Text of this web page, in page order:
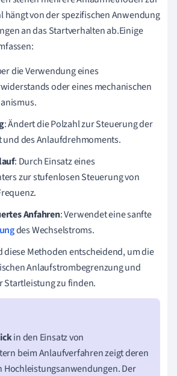
hängt von der spezifischen Anwendung
an das Startverhalten ab.Einige
die Verwendung eines
oder eines mechanischen
: Ändert die Polzahl zur Steuerung der
des Anlaufdrehmoments.
: Durch Einsatz eines
zur stufenlosen Steuerung von
Anfahren: Verwendet eine sanfte
des Wechselstroms.
diese Methoden entscheidend, um die
Anlaufstrombegrenzung und
Startleistung zu finden.
in den Einsatz von
beim Anlaufverfahren zeigt deren
Hochleistungsanwendungen. Der